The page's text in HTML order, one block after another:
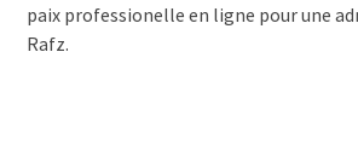
paix professionelle en ligne pour une
Rafz.